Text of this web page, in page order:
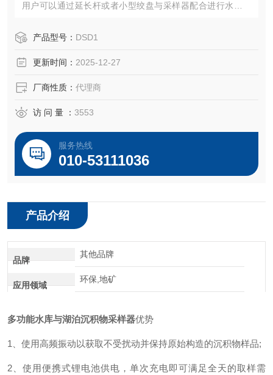
用户可以通过延长杆或者小型绞盘与采样器配合进行水下沉
产品型号： DSD1
更新时间： 2025-12-27
厂商性质： 代理商
访 问 量 ： 3553
服务热线
010-53111036
产品介绍
品牌
其他品牌
应用领域
环保,地矿
多功能水库与湖泊沉积物采样器优势
1、使用高频振动以获取不受扰动并保持原始构造的沉积物样品;
2、使用便携式锂电池供电，单次充电即可满足全天的取样需